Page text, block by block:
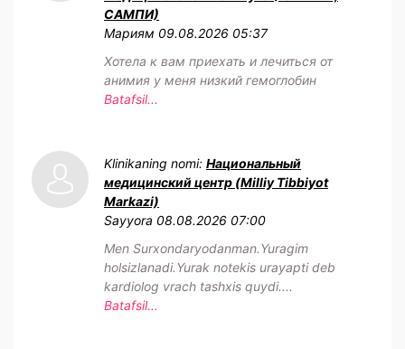
САМПИ)
Мариям 09.08.2026 05:37
Хотела к вам приехать и лечиться от
анимия у меня низкий гемоглобин
Batafsil...
Klinikaning nomi: Национальный
медицинский центр (Milliy Tibbiyot
Markazi)
Sayyora 08.08.2026 07:00
Men Surxondaryodanman.Yuragim
holsizlanadi.Yurak notekis urayapti deb
kardiolog vrach tashxis quydi....
Batafsil...